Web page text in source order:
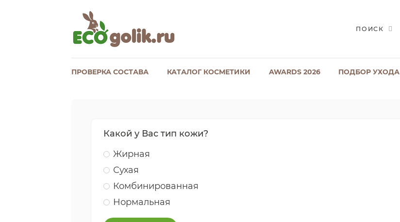
ПОИСК
ПРОВЕРКА СОСТАВА КАТАЛОГ КОСМЕТИКИ AWARDS 2026 ПОДБОР УХОДА
Какой у Вас тип кожи?
Жирная
Сухая
Комбинированная
Нормальная